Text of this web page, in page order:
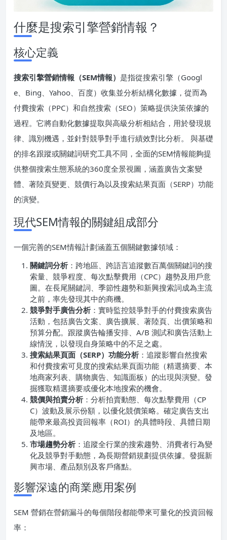
什麼是搜索引擎營銷情報？
核心定義
搜索引擎營銷情報（SEM情報） 是指從搜索引擎（Googl
e、Bing、Yahoo、百度）收集並分析結構化數據，從而為
付費搜索（PPC）和自然搜索（SEO）策略提供決策依據的
過程。它將自動化數據提取與高級分析相結合，用於發現規
律、識別機遇，並針對競爭對手進行績效對比分析。 與基礎
的排名跟蹤或關鍵詞研究工具不同，全面的SEM情報能夠提
供整個搜索生態系統的360度全景視圖，涵蓋廣告文案變
體、著陸頁變更、競價行為以及搜索結果頁面（SERP）功能
的演變。
現代SEM情報的關鍵組成部分
一個完善的SEM情報計劃涵蓋五個關鍵數據領域：
關鍵詞分析 ：跨地區、跨語言追蹤數百萬個關鍵詞的搜
索量、競爭程度、每次點擊費用（CPC）趨勢及用戶意
圖。在長尾關鍵詞、季節性趨勢和新興搜索詞成為主流
之前，率先發現其中的商機。
競爭對手廣告分析 ：實時監控競爭對手的付費搜索廣告
活動，包括廣告文案、廣告擴展、著陸頁、出價策略和
預算分配。跟蹤廣告輪播安排、A/B 測試和廣告活動上
線情況，以發現自身策略中的不足之處。
搜索結果頁面（SERP）功能分析 ：追蹤影響自然搜索
和付費搜索可見度的搜索結果頁面功能（精選摘要、本
地商家列表、購物廣告、知識面板）的出現與演變。發
掘獲取精選摘要或優化本地搜索的機會。
競價與拍賣分析 ：分析拍賣動態、每次點擊費用（CP
C）波動及展示份額，以優化競價策略。確定廣告支出
能帶來最高投資回報率（ROI）的具體時段、具體日期
及地區。
市場趨勢分析 ：追蹤全行業的搜索趨勢、消費者行為變
化及競爭對手動態，為長期營銷規劃提供依據。發掘新
興市場、產品類別及客戶痛點。
影響深遠的商業應用案例
SEM 營銷在營銷漏斗的每個階段都能帶來可量化的投資回報
率：